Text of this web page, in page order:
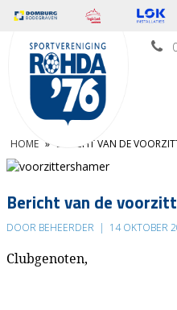
HOME » BERICHT VAN DE
Bericht van de
DOOR BEHEERDER | 14 OKTOBER
Clubgenoten,